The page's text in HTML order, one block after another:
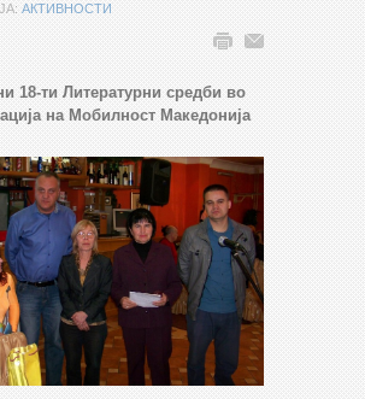
АКТИВНОСТИ
18-ти Литературни средби во
на Мобилност Македонија